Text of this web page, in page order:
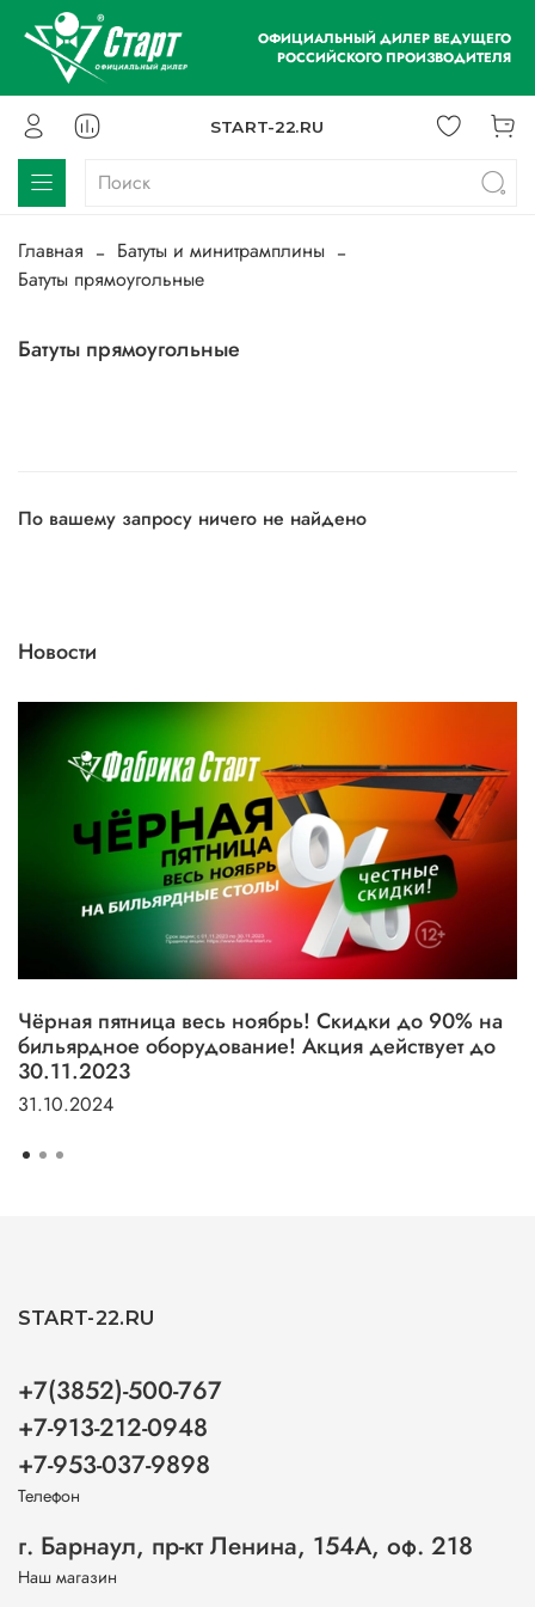
ОФИЦИАЛЬНЫЙ ДИЛЕР ВЕДУЩЕГО
РОССИЙСКОГО ПРОИЗВОДИТЕЛЯ
START-22.RU
Главная
Батуты и минитрамплины
Батуты прямоугольные
Батуты прямоугольные
По вашему запросу ничего не найдено
Новости
Чёрная пятница весь ноябрь! Скидки до 90% на
бильярдное оборудование! Акция действует до
30.11.2023
31.10.2024
START-22.RU
+7(3852)-500-767
+7-913-212-0948
+7-953-037-9898
Телефон
г. Барнаул, пр-кт Ленина, 154А, оф. 218
Наш магазин